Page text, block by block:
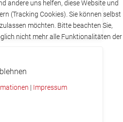
andere uns helfen, diese Website und
(Tracking Cookies). Sie können selbst
möchten. Bitte beachten Sie,
nicht mehr alle Funktionalitäten der
| Impressum